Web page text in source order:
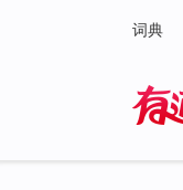
词典